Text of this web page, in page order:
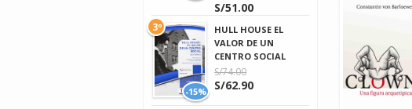
S/51.00
-15%
HULL HOUSE EL
VALOR DE UN
CENTRO SOCIAL
S/74.00
S/62.90
3º